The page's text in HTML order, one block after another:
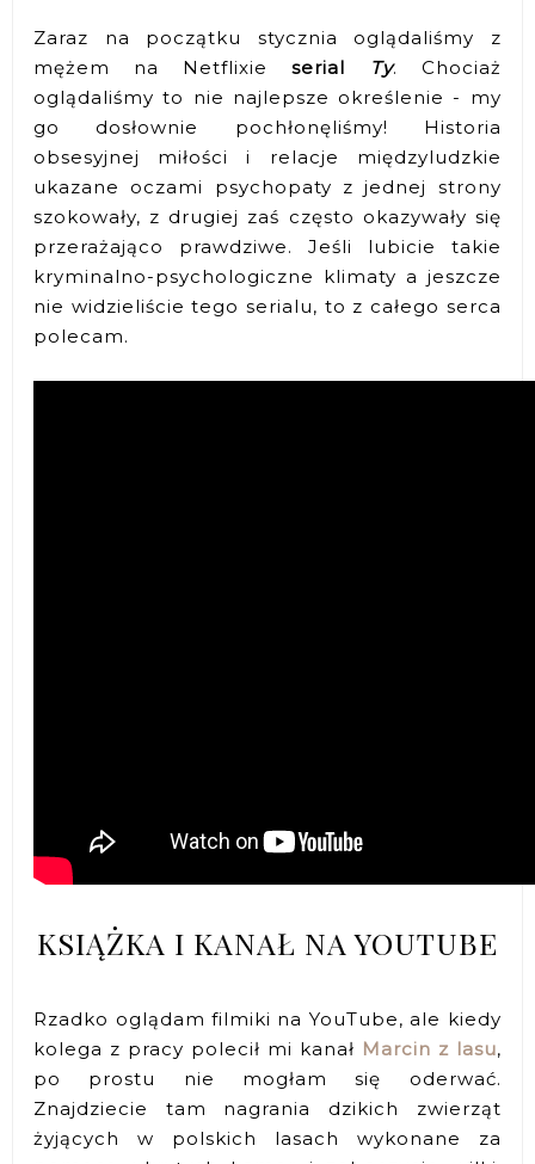
Zaraz na początku stycznia oglądaliśmy z
mężem na Netflixieserial Ty. Chociaż
oglądaliśmy to nie najlepsze określenie - my
go dosłownie pochłonęliśmy! Historia
obsesyjnej miłości i relacje międzyludzkie
ukazane oczami psychopaty z jednej strony
szokowały, z drugiej zaś często okazywały się
przerażająco prawdziwe. Jeśli lubicie takie
kryminalno-psychologiczne klimaty a jeszcze
nie widzieliście tego serialu, to z całego serca
polecam.
KSIĄŻKA I KANAŁ NA YOUTUBE
Rzadko oglądam filmiki na YouTube, ale kiedy
kolega z pracy polecił mi kanał Marcin z lasu,
po prostu nie mogłam się oderwać.
Znajdziecie tam nagrania dzikich zwierząt
żyjących w polskich lasach wykonane za